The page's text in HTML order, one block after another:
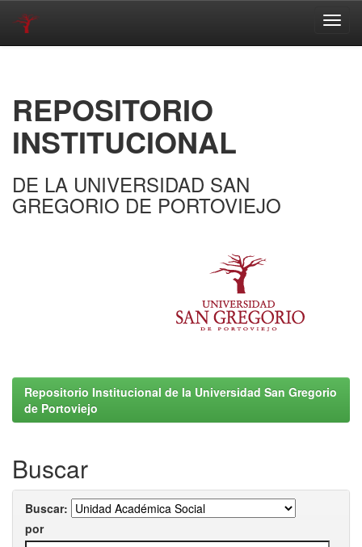
REPOSITORIO
INSTITUCIONAL
DE LA UNIVERSIDAD SAN
GREGORIO DE PORTOVIEJO
Repositorio Institucional de la Universidad San Gregorio
de Portoviejo
Buscar
Buscar:
por